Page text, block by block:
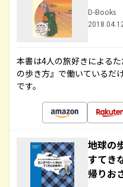
D-Books
本書は4人の旅好きによる
の歩き方』で働いているだ
です。
地球の
すてき
帰りお